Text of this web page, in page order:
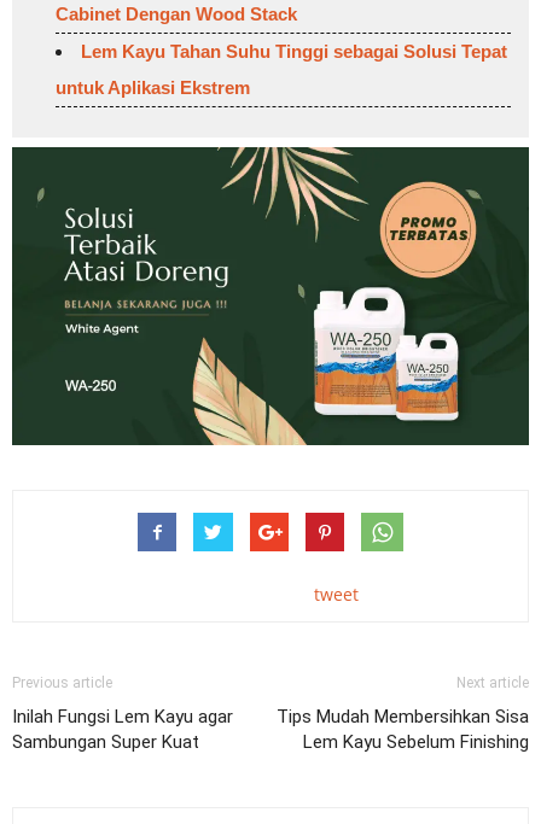
Cabinet Dengan Wood Stack
Lem Kayu Tahan Suhu Tinggi sebagai Solusi Tepat
untuk Aplikasi Ekstrem
tweet
Previous article
Inilah Fungsi Lem Kayu agar
Sambungan Super Kuat
Next article
Tips Mudah Membersihkan Sisa
Lem Kayu Sebelum Finishing